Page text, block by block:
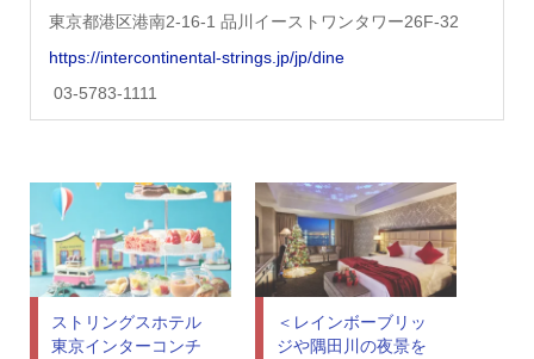
東京都港区港南2-16-1 品川イーストワンタワー26F-32
https://intercontinental-strings.jp/jp/dine
03-5783-1111
ストリングスホテル
東京インターコンチ
＜レインボーブリッ
ジや隅田川の夜景を